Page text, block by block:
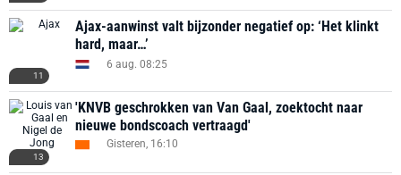
11
Ajax-aanwinst valt bijzonder negatief op: ‘Het klinkt
hard, maar…’
6 aug. 08:25
13
'KNVB geschrokken van Van Gaal, zoektocht naar
nieuwe bondscoach vertraagd'
Gisteren, 16:10